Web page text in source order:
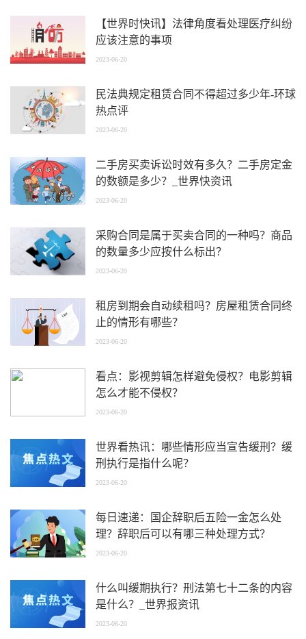
【世界时快讯】法律角度看处理医疗纠纷
应该注意的事项
2023-06-20
民法典规定租赁合同不得超过多少年-环球
热点评
2023-06-20
二手房买卖诉讼时效有多久？二手房定金
的数额是多少？_世界快资讯
2023-06-20
采购合同是属于买卖合同的一种吗？商品
的数量多少应按什么标出？
2023-06-20
租房到期会自动续租吗？房屋租赁合同终
止的情形有哪些？
2023-06-20
看点：影视剪辑怎样避免侵权？电影剪辑
怎么才能不侵权？
2023-06-20
世界看热讯：哪些情形应当宣告缓刑？缓
刑执行是指什么呢？
2023-06-20
每日速递：国企辞职后五险一金怎么处
理？辞职后可以有哪三种处理方式？
2023-06-20
什么叫缓期执行？刑法第七十二条的内容
是什么？_世界报资讯
2023-06-20